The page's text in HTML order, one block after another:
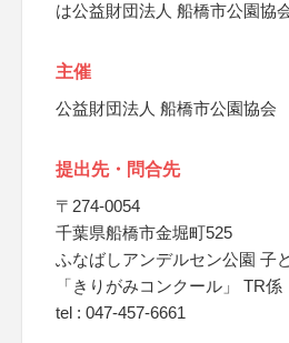
は公益財団法人 船橋市公園協
主催
公益財団法人 船橋市公園協会
提出先・問合先
〒274-0054
千葉県船橋市金堀町525
ふなばしアンデルセン公園 子
「きりがみコンクール」 TR係
tel : 047-457-6661